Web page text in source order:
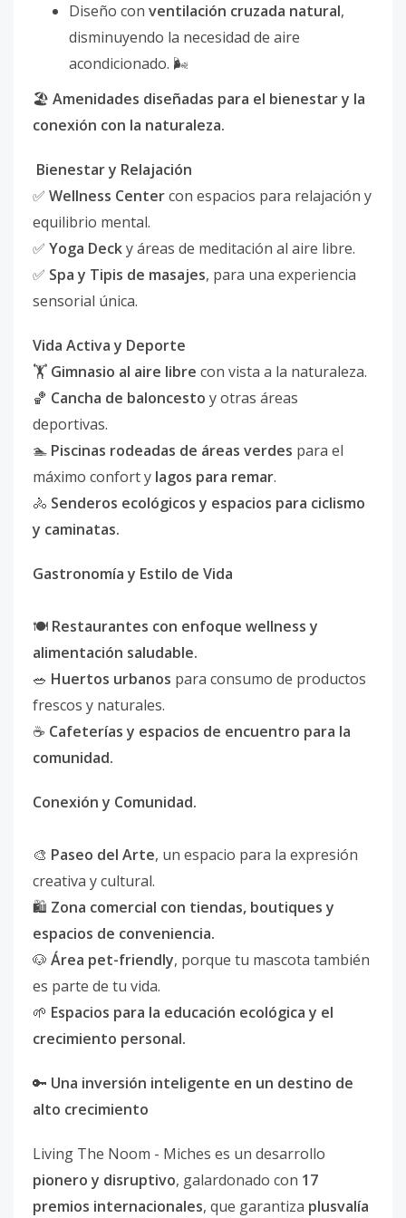
Diseño con ventilación cruzada natural,
disminuyendo la necesidad de aire
acondicionado. 🌬️
🏖️ Amenidades diseñadas para el bienestar y la
conexión con la naturaleza.
Bienestar y Relajación
✅ Wellness Centercon espacios para relajación y
equilibrio mental.
✅ Yoga Decky áreas de meditación al aire libre.
✅ Spa y Tipis de masajes, para una experiencia
sensorial única.
Vida Activa y Deporte
🏋️ Gimnasio al aire libre con vista a la naturaleza.
🏀 Cancha de baloncesto y otras áreas
deportivas.
🏊 Piscinas rodeadas de áreas verdes para el
máximo confort y lagos para remar.
🚴 Senderos ecológicos y espacios para ciclismo
y caminatas.
Gastronomía y Estilo de Vida
🍽️ Restaurantes con enfoque wellness y
alimentación saludable.
🥗 Huertos urbanos para consumo de productos
frescos y naturales.
☕ Cafeterías y espacios de encuentro para la
comunidad.
Conexión y Comunidad.
🎨 Paseo del Arte, un espacio para la expresión
creativa y cultural.
🛍️ Zona comercial con tiendas, boutiques y
espacios de conveniencia.
🐶 Área pet-friendly, porque tu mascota también
es parte de tu vida.
🌱 Espacios para la educación ecológica y el
crecimiento personal.
🔑 Una inversión inteligente en un destino de
alto crecimiento
Living The Noom - Miches es un desarrollo
pionero y disruptivo, galardonado con 17
premios internacionales, que garantiza plusvalía